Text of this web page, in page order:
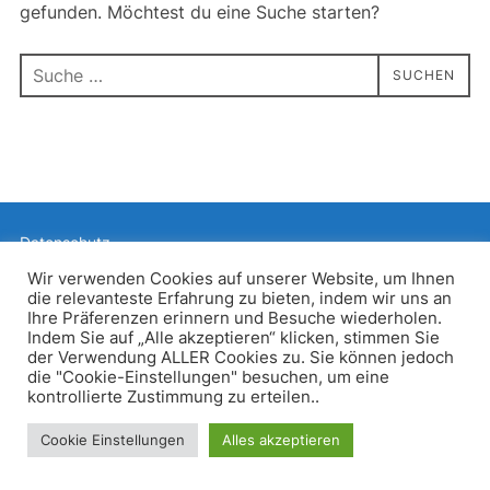
gefunden. Möchtest du eine Suche starten?
Suchen
nach:
SUCHEN
Datenschutz
Inspiro WordPress Theme von WPZOOM
Wir verwenden Cookies auf unserer Website, um Ihnen
die relevanteste Erfahrung zu bieten, indem wir uns an
Ihre Präferenzen erinnern und Besuche wiederholen.
Indem Sie auf „Alle akzeptieren“ klicken, stimmen Sie
der Verwendung ALLER Cookies zu. Sie können jedoch
die "Cookie-Einstellungen" besuchen, um eine
kontrollierte Zustimmung zu erteilen..
Cookie Einstellungen Alles akzeptieren